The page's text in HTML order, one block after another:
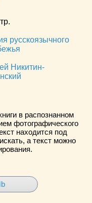
русскоязычного
Никитин-
в распознанном
фотографического
находится под
а текст можно